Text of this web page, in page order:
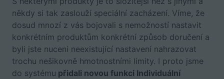
někdy si tak zaslouží speciální zacházení. Víme, že
dosud mnozí z vás bojovali s nemožností nastavit
konkrétním produktům konkrétní způsob doručení a
byli jste nuceni neexistující nastavení nahrazovat
trochu nešikovně hmotnostními limity. I proto jsme
do systému přidali novou funkci Individuální